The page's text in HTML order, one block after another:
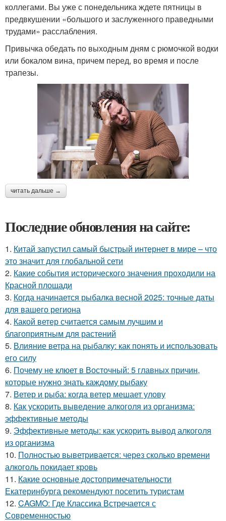
коллегами. Вы уже с понедельника ждете пятницы в
предвкушении «большого и заслуженного праведными
трудами» расслабления.
Привычка обедать по выходным дням с рюмочкой водки
или бокалом вина, причем перед, во время и после
трапезы.
читать дальше →
Последние обновления на сайте:
1. Китай запустил самый быстрый интернет в мире – что
это значит для глобальной сети
2. Какие события исторического значения проходили на
Красной площади
3. Когда начинается рыбалка весной 2025: точные даты
для вашего региона
4. Какой ветер считается самым лучшим и
благоприятным для растений
5. Влияние ветра на рыбалку: как понять и использовать
его силу
6. Почему не клюет в Восточный: 5 главных причин,
которые нужно знать каждому рыбаку
7. Ветер и рыба: когда ветер мешает улову
8. Как ускорить выведение алкоголя из организма:
эффективные методы
9. Эффективные методы: как ускорить вывод алкоголя
из организма
10. Полностью выветривается: через сколько времени
алкоголь покидает кровь
11. Какие основные достопримечательности
Екатеринбурга рекомендуют посетить туристам
12. CAGMO: Где Классика Встречается с
Современностью